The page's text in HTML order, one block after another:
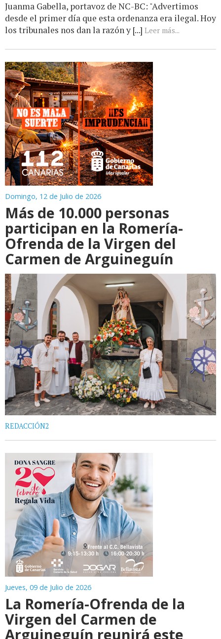
Juanma Gabella, portavoz de NC-BC: "Advertimos
desde el primer día que esta ordenanza era ilegal. Hoy
los tribunales nos dan la razón y [...] Leer más...
Domingo, 12 de Julio de 2026
Más de 10.000 personas
participan en la Romería-
Ofrenda de la Virgen del
Carmen de Arguineguín
REDACCIÓN2
Jueves, 09 de Julio de 2026
La Romería-Ofrenda de la
Virgen del Carmen de
Arguineguín reunirá este